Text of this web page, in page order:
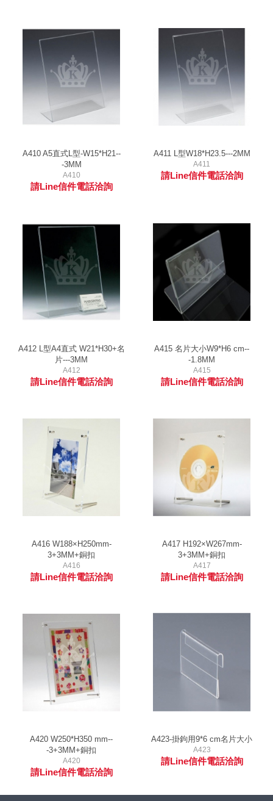
A410 A5直式L型-W15*H21--
-3MM
A410
請Line信件電話洽詢
A411 L型W18*H23.5---2MM
A411
請Line信件電話洽詢
A412 L型A4直式 W21*H30+名
片---3MM
A412
請Line信件電話洽詢
A415 名片大小W9*H6 cm--
-1.8MM
A415
請Line信件電話洽詢
A416 W188×H250mm-
3+3MM+銅扣
A416
請Line信件電話洽詢
A417 H192×W267mm-
3+3MM+銅扣
A417
請Line信件電話洽詢
A420 W250*H350 mm--
-3+3MM+銅扣
A420
請Line信件電話洽詢
A423-掛鉤用9*6 cm名片大小
A423
請Line信件電話洽詢